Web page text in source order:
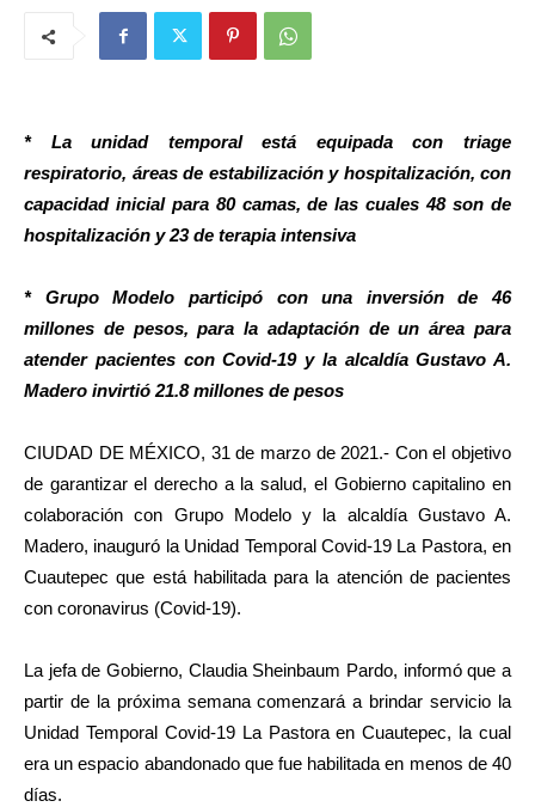
* La unidad temporal está equipada con triage
respiratorio, áreas de estabilización y hospitalización, con
capacidad inicial para 80 camas, de las cuales 48 son de
hospitalización y 23 de terapia intensiva
* Grupo Modelo participó con una inversión de 46
millones de pesos, para la adaptación de un área para
atender pacientes con Covid-19 y la alcaldía Gustavo A.
Madero invirtió 21.8 millones de pesos
CIUDAD DE MÉXICO, 31 de marzo de 2021.- Con el objetivo
de garantizar el derecho a la salud, el Gobierno capitalino en
colaboración con Grupo Modelo y la alcaldía Gustavo A.
Madero, inauguró la Unidad Temporal Covid-19 La Pastora, en
Cuautepec que está habilitada para la atención de pacientes
con coronavirus (Covid-19).
La jefa de Gobierno, Claudia Sheinbaum Pardo, informó que a
partir de la próxima semana comenzará a brindar servicio la
Unidad Temporal Covid-19 La Pastora en Cuautepec, la cual
era un espacio abandonado que fue habilitada en menos de 40
días.